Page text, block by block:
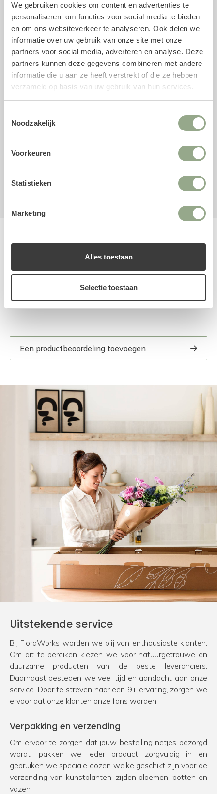
We gebruiken cookies om content en advertenties te
personaliseren, om functies voor social media te bieden
en om ons websiteverkeer te analyseren. Ook delen we
informatie over uw gebruik van onze site met onze
partners voor social media, adverteren en analyse. Deze
partners kunnen deze gegevens combineren met andere
informatie die u aan ze heeft verstrekt of die ze hebben
verzameld op basis van uw gebruik van hun services.
Noodzakelijk
Voorkeuren
Statistieken
Marketing
Alles toestaan
Selectie toestaan
buitenpotten te plaatsen, welke wij speciaal voor deze
kunstplant als bijpassend product hebben geselecteerd.
Uiteraard is het ook mogelijk om onze gehele collectie
te bekijken. Voor een stevige bevestiging kan
gebruik worden gemaakt van een piepschuim mal, maar
ook gewone aarde volstaat.
afgewerkt met een
zoals verfijnde
houtsnippers, gepreserveerd mos of siersteentjes. Een
selectie van bodembedekkers hebben we als gerelateerd
artikel opgenomen.
Kunstplant
Een productbeoordeling toevoegen
Uitstekende service
Bij FloraWorks worden we blij van enthousiaste klanten.
Om dit te bereiken kiezen we voor natuurgetrouwe en
duurzame producten van de beste leveranciers.
Daarnaast besteden we veel tijd en aandacht aan onze
service. Door te streven naar een 9+ ervaring, zorgen we
ervoor dat onze klanten onze fans worden.
Verpakking en verzending
Om ervoor te zorgen dat jouw bestelling netjes bezorgd
wordt, pakken we ieder product zorgvuldig in en
gebruiken we speciale dozen welke geschikt zijn voor de
verzending van kunstplanten, zijden bloemen, potten en
vazen.